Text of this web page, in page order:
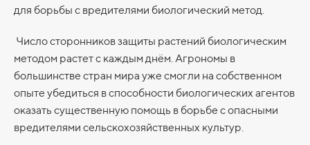
для борьбы с вредителями биологический метод.
Число сторонников защиты растений биологическим
методом растет с каждым днём. Агрономы в
большинстве стран мира уже смогли на собственном
опыте убедиться в способности биологических агентов
оказать существенную помощь в борьбе с опасными
вредителями сельскохозяйственных культур.